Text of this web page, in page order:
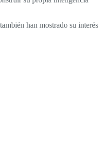
han mostrado su interés